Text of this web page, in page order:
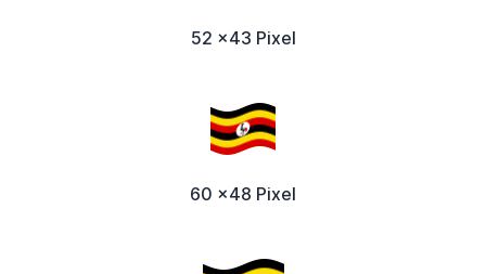
52 x43 Pixel
60 x48 Pixel